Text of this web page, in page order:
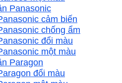
Panasonic
cảm biến
chống ẩm
đổi màu
một màu
Paragon
đổi màu